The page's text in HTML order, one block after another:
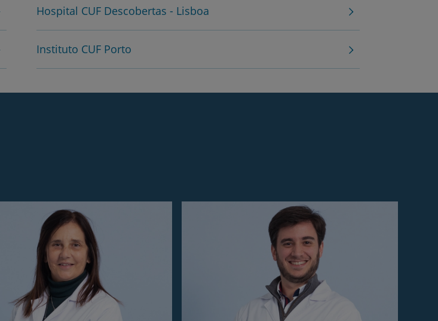
Center
Hospital CUF Descobertas - Lisboa
Instituto CUF Porto